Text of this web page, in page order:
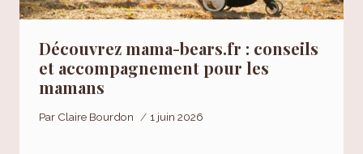
Découvrez mama-bears.fr : conseils
et accompagnement pour les
mamans
Par Claire Bourdon 1 juin 2026